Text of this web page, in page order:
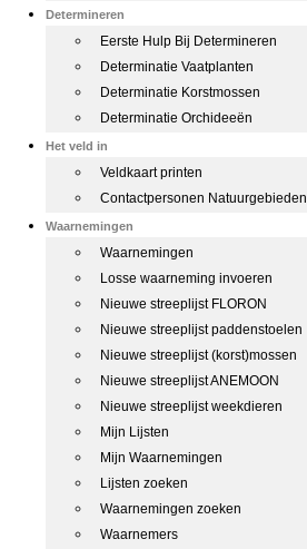
Determineren
Eerste Hulp Bij Determineren
Determinatie Vaatplanten
Determinatie Korstmossen
Determinatie Orchideeën
Het veld in
Veldkaart printen
Contactpersonen Natuurgebieden
Waarnemingen
Waarnemingen
Losse waarneming invoeren
Nieuwe streeplijst FLORON
Nieuwe streeplijst paddenstoelen
Nieuwe streeplijst (korst)mossen
Nieuwe streeplijst ANEMOON
Nieuwe streeplijst weekdieren
Mijn Lijsten
Mijn Waarnemingen
Lijsten zoeken
Waarnemingen zoeken
Waarnemers